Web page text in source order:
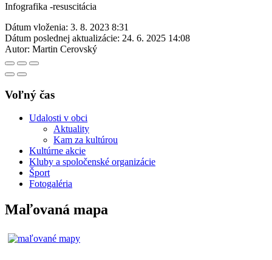
Infografika -resuscitácia
Dátum vloženia: 3. 8. 2023 8:31
Dátum poslednej aktualizácie: 24. 6. 2025 14:08
Autor: Martin Cerovský
Voľný čas
Udalosti v obci
Aktuality
Kam za kultúrou
Kultúrne akcie
Kluby a spoločenské organizácie
Šport
Fotogaléria
Maľovaná mapa